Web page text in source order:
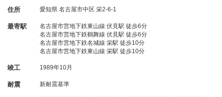
住所 愛知県 名古屋市中区 栄2-6-1
最寄駅
名古屋市営地下鉄東山線 伏見駅 徒歩6分
名古屋市営地下鉄鶴舞線 伏見駅 徒歩6分
名古屋市営地下鉄名城線 栄駅 徒歩10分
名古屋市営地下鉄東山線 栄駅 徒歩10分
竣工 1989年10月
耐震 新耐震基準